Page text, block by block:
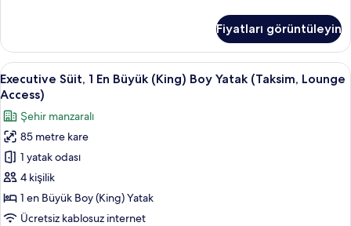
Oda
hakkında
daha
fazla
Fiyatları görüntüleyin
Executive
Süit,
En
Büyük
(King)
Boy
Yatak
(Taksim,
Kaliteli yatak takımı, Tempur-Pedic
9
Executive Süit, 1 En Büyük (King) Boy Yatak (Taksim, Lounge
Access)
Şehir manzaralı
85 metre kare
1 yatak odası
4 kişilik
1 en Büyük Boy (King) Yatak
Ücretsiz kablosuz internet